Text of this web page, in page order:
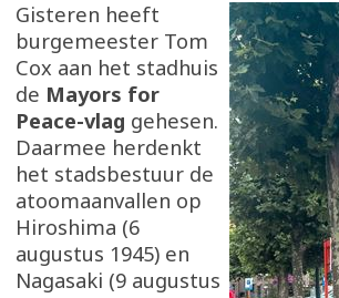
Gisteren heeft
burgemeester Tom
Cox aan het stadhuis
de Mayors for
Peace-vlag gehesen.
Daarmee herdenkt
het stadsbestuur de
atoomaanvallen op
Hiroshima (6
augustus 1945) en
Nagasaki (9 augustus